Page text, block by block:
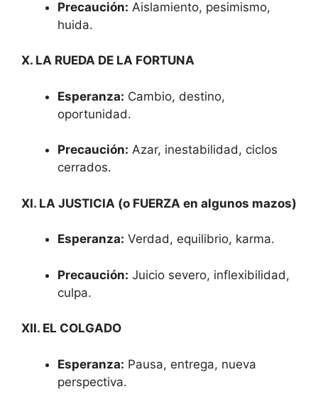
Precaución: Aislamiento, pesimismo,
huida.
X. LA RUEDA DE LA FORTUNA
Esperanza: Cambio, destino,
oportunidad.
Precaución: Azar, inestabilidad, ciclos
cerrados.
XI. LA JUSTICIA (o FUERZA en algunos mazos)
Esperanza: Verdad, equilibrio, karma.
Precaución: Juicio severo, inflexibilidad,
culpa.
XII. EL COLGADO
Esperanza: Pausa, entrega, nueva
perspectiva.